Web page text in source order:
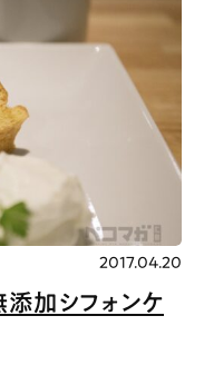
加シフォンケ
2017.04.20